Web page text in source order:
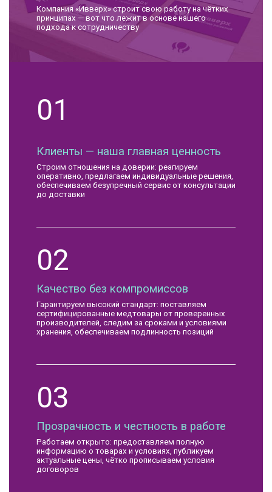
Компания «Ивверх» строит свою работу на чётких
принципах — вот что лежит в основе нашего
подхода к сотрудничеству
01
Клиенты — наша главная ценность
Строим отношения на доверии: реагируем
оперативно, предлагаем индивидуальные решения,
обеспечиваем безупречный сервис от консультации
до доставки
02
Качество без компромиссов
Гарантируем высокий стандарт: поставляем
сертифицированные медтовары от проверенных
производителей, следим за сроками и условиями
хранения, обеспечиваем подлинность позиций
03
Прозрачность и честность в работе
Работаем открыто: предоставляем полную
информацию о товарах и условиях, публикуем
актуальные цены, чётко прописываем условия
договоров